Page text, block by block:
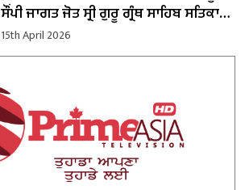
ਸੌਂਪੀ ਜਾਗਤ ਜੋਤ ਸ੍ਰੀ ਗੁਰੂ ਗ੍ਰੰਥ ਸਾਹਿਬ ਸਤਿਕਾਰ
(ਸੋਧ) ਬਿੱਲ ਦੀ ਕਾਪੀ
15th April 2026